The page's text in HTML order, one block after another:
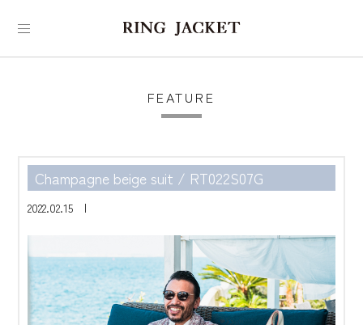
FEATURE
Champagne beige suit / RT022S07G
2022.02.15 |